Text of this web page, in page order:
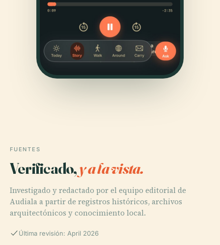
FUENTES
Verificado,y a la vista.
Investigado y redactado por el equipo editorial de
Audiala a partir de registros históricos, archivos
arquitectónicos y conocimiento local.
Última revisión: April 2026